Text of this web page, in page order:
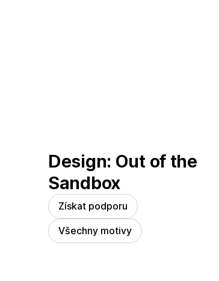
Design: Out of the
Sandbox
Získat podporu
Všechny motivy